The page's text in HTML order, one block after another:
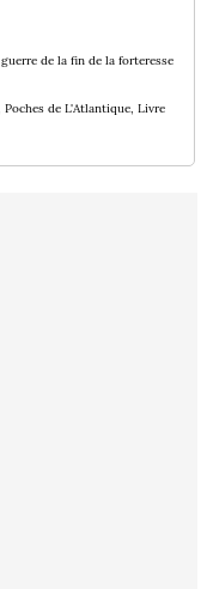
de la fin de la forteresse
de L'Atlantique, Livre